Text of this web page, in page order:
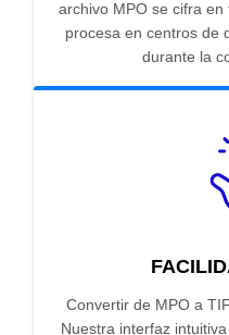
archivo MPO se cifra
procesa en centros de
durante la
Convertir de MPO a
Nuestra interfaz